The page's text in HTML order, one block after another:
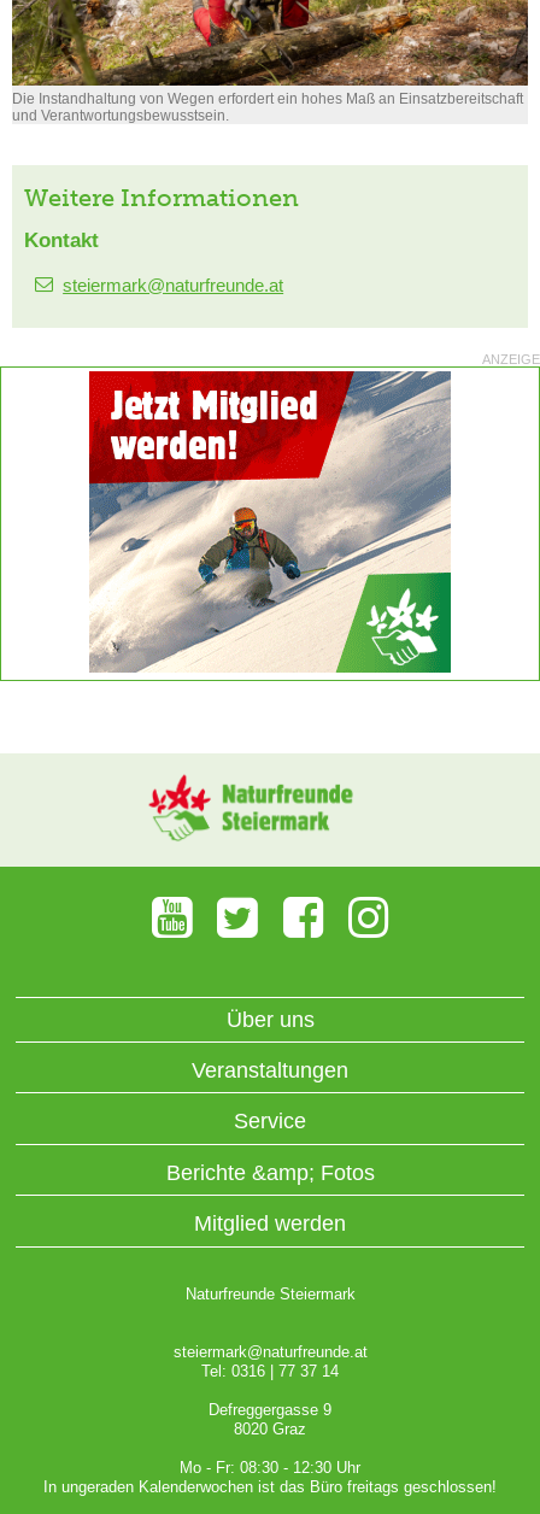
Die Instandhaltung von Wegen erfordert ein hohes Maß an Einsatzbereitschaft
und Verantwortungsbewusstsein.
Weitere Informationen
Kontakt
steiermark@naturfreunde.at
ANZEIGE
Über uns
Veranstaltungen
Service
Berichte &amp; Fotos
Mitglied werden
Naturfreunde Steiermark
steiermark@naturfreunde.at
Tel: 0316 | 77 37 14
Defreggergasse 9
8020 Graz
Mo - Fr: 08:30 - 12:30 Uhr
In ungeraden Kalenderwochen ist das Büro freitags geschlossen!